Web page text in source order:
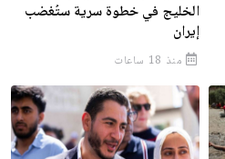
الخليج في خطوة سرية ستُغضب
إيران
منذ 18 ساعات